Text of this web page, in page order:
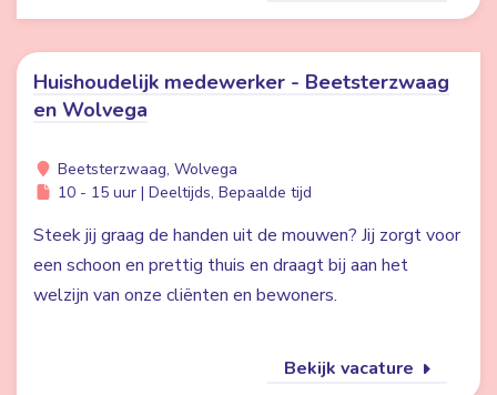
Huishoudelijk medewerker - Beetsterzwaag
en Wolvega
Beetsterzwaag, Wolvega
10 - 15 uur | Deeltijds, Bepaalde tijd
Steek jij graag de handen uit de mouwen? Jij zorgt voor
een schoon en prettig thuis en draagt bij aan het
welzijn van onze cliënten en bewoners.
Bekijk vacature